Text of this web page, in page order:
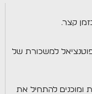
קצר.
למשכורת של
ומוכנים להתחיל את